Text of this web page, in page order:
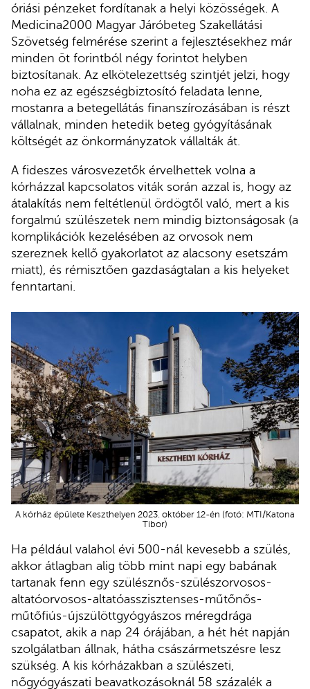
óriási pénzeket fordítanak a helyi közösségek. A
Medicina2000 Magyar Járóbeteg Szakellátási
Szövetség felmérése szerint a fejlesztésekhez már
minden öt forintból négy forintot helyben
biztosítanak. Az elkötelezettség szintjét jelzi, hogy
noha ez az egészségbiztosító feladata lenne,
mostanra a betegellátás finanszírozásában is részt
vállalnak, minden hetedik beteg gyógyításának
költségét az önkormányzatok vállalták át.
A fideszes városvezetők érvelhettek volna a
kórházzal kapcsolatos viták során azzal is, hogy az
átalakítás nem feltétlenül ördögtől való, mert a kis
forgalmú szülészetek nem mindig biztonságosak (a
komplikációk kezelésében az orvosok nem
szereznek kellő gyakorlatot az alacsony esetszám
miatt), és rémisztően gazdaságtalan a kis helyeket
fenntartani.
A kórház épülete Keszthelyen 2023. október 12-én (fotó: MTI/Katona
Tibor)
Ha például valahol évi 500-nál kevesebb a szülés,
akkor átlagban alig több mint napi egy babának
tartanak fenn egy szülésznős-szülészorvosos-
altatóorvosos-altatóasszisztenses-műtőnős-
műtőfiús-újszülöttgyógyászos méregdrága
csapatot, akik a nap 24 órájában, a hét hét napján
szolgálatban állnak, hátha császármetszésre lesz
szükség. A kis kórházakban a szülészeti,
nőgyógyászati beavatkozásoknál 58 százalék a